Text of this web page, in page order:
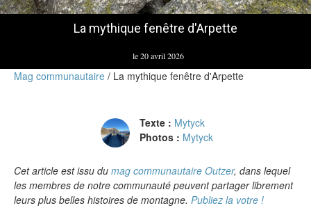
La mythique fenêtre d'Arpette
le 20 avril 2026
Mag communautaire La mythique fenêtre d'Arpette
Texte : Mytyck
Photos : Mytyck
Cet article est issu du mag communautaire Outzer, dans lequel
les membres de notre communauté peuvent partager librement
leurs plus belles histoires de montagne. Publiez la votre !